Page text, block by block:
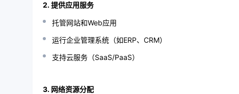
2. 提供应用服务
托管网站和Web应用
运行企业管理系统（如ERP、CRM）
支持云服务（SaaS/PaaS）
3. 网络资源分配